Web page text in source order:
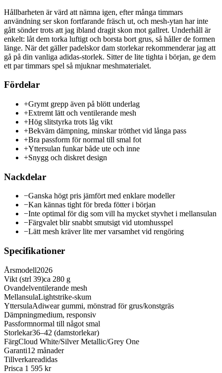
Hållbarheten är värd att nämna igen, efter många timmars
användning ser skon fortfarande fräsch ut, och mesh-ytan har inte
gått sönder trots att jag ibland dragit skon mot gallret. Underhåll är
enkelt: låt dem torka luftigt och borsta bort grus, så håller de formen
länge. När det gäller padelskor dam storlekar rekommenderar jag att
gå på din vanliga adidas-storlek. Sitter de lite tighta i början, ge dem
ett par timmars spel så mjuknar meshmaterialet.
Fördelar
+Grymt grepp även på blött underlag
+Extremt lätt och ventilerande mesh
+Hög slitstyrka trots låg vikt
+Bekväm dämpning, minskar trötthet vid långa pass
+Bra passform för normal till smal fot
+Yttersulan funkar både ute och inne
+Snygg och diskret design
Nackdelar
−Ganska högt pris jämfört med enklare modeller
−Kan kännas tight för breda fötter i början
−Inte optimal för dig som vill ha mycket styvhet i mellansulan
−Färgvalet blir snabbt smutsigt vid utomhusspel
−Lätt mesh kräver lite mer varsamhet vid rengöring
Specifikationer
Årsmodell2026
Vikt (strl 39)ca 280 g
Ovandelventilerande mesh
MellansulaLightstrike-skum
YttersulaAdiwear gummi, mönstrad för grus/konstgräs
Dämpningmedium, responsiv
Passformnormal till något smal
Storlekar36–42 (damstorlekar)
FärgCloud White/Silver Metallic/Grey One
Garanti12 månader
Tillverkareadidas
Prisca 1 595 kr